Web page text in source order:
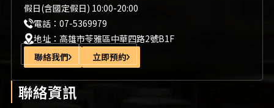
假日(含國定假日) 10:00-20:00
電話：07-5369979
地址：高雄市苓雅區中華四路2號B1F
聯絡我們
立即預約
聯絡資訊